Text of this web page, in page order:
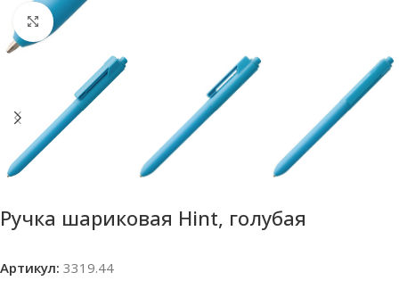
Нажмите, чтобы увеличить
Ручка шариковая Hint, голубая
Артикул: 3319.44